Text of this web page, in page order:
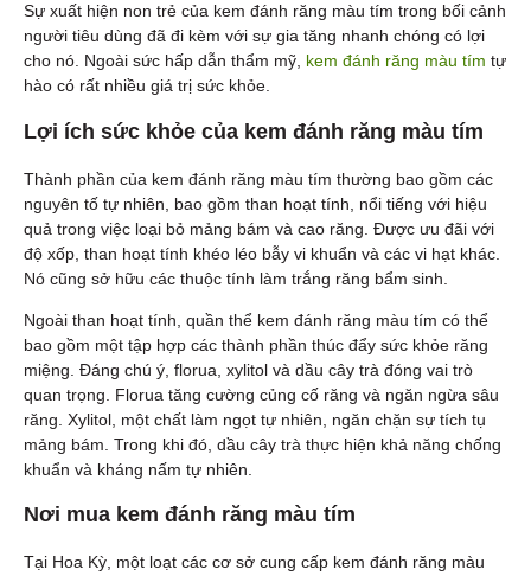
Sự xuất hiện non trẻ của kem đánh răng màu tím trong bối cảnh
người tiêu dùng đã đi kèm với sự gia tăng nhanh chóng có lợi
cho nó. Ngoài sức hấp dẫn thẩm mỹ, kem đánh răng màu tím tự
hào có rất nhiều giá trị sức khỏe.
Lợi ích sức khỏe của kem đánh răng màu tím
Thành phần của kem đánh răng màu tím thường bao gồm các
nguyên tố tự nhiên, bao gồm than hoạt tính, nổi tiếng với hiệu
quả trong việc loại bỏ mảng bám và cao răng. Được ưu đãi với
độ xốp, than hoạt tính khéo léo bẫy vi khuẩn và các vi hạt khác.
Nó cũng sở hữu các thuộc tính làm trắng răng bẩm sinh.
Ngoài than hoạt tính, quần thể kem đánh răng màu tím có thể
bao gồm một tập hợp các thành phần thúc đẩy sức khỏe răng
miệng. Đáng chú ý, florua, xylitol và dầu cây trà đóng vai trò
quan trọng. Florua tăng cường củng cố răng và ngăn ngừa sâu
răng. Xylitol, một chất làm ngọt tự nhiên, ngăn chặn sự tích tụ
mảng bám. Trong khi đó, dầu cây trà thực hiện khả năng chống
khuẩn và kháng nấm tự nhiên.
Nơi mua kem đánh răng màu tím
Tại Hoa Kỳ, một loạt các cơ sở cung cấp kem đánh răng màu